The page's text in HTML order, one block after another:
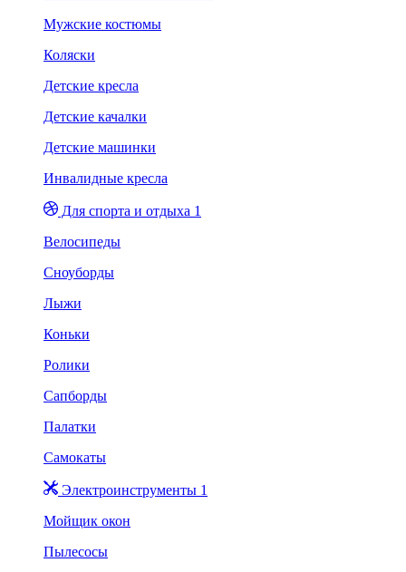
Мужские костюмы
Коляски
Детские кресла
Детские качалки
Детские машинки
Инвалидные кресла
Для спорта и отдыха 1
Велосипеды
Сноуборды
Лыжи
Коньки
Ролики
Сапборды
Палатки
Самокаты
Электроинструменты 1
Мойщик окон
Пылесосы